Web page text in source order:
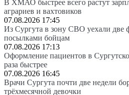
В ХМАО быстрее всего растут
аграриев и вахтовиков
07.08.2026 17:45
Из Сургута в зону СВО уехали две
посылками бойцам
07.08.2026 17:13
Оформление пациентов в
раза быстрее
07.08.2026 16:45
Врачи Сургута почти две недели
трёхмесячной девочки